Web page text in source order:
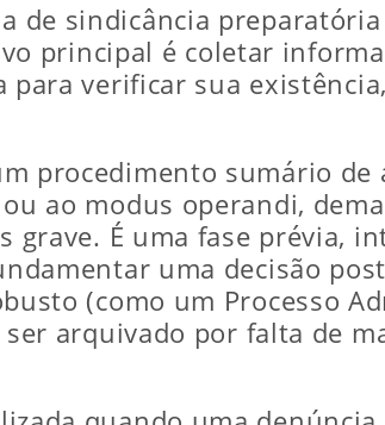
de sindicância
principal é coletar
verificar sua
procedimento sumário de
ao modus operandi,
É uma fase prévia,
uma decisão
(como um Processo
arquivado por falta de